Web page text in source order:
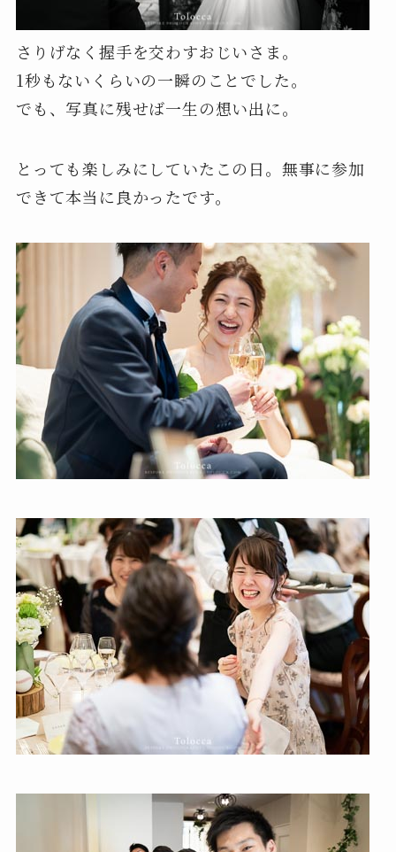
さりげなく握手を交わすおじいさま。
1秒もないくらいの一瞬のことでした。
でも、写真に残せば一生の想い出に。
とっても楽しみにしていたこの日。無事に参加
できて本当に良かったです。